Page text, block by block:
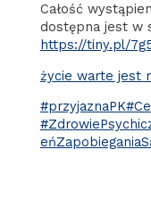
Całość
dostępna jest w
https://tiny.pl/
życie warte jest
#przyjaznaPK